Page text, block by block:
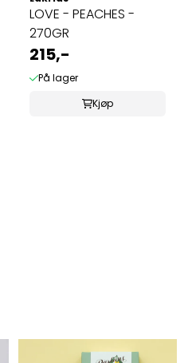
LOVE - PEACHES -
270GR
215,-
På lager
Kjøp